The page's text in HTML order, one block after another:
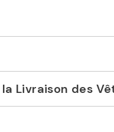
Livraison des